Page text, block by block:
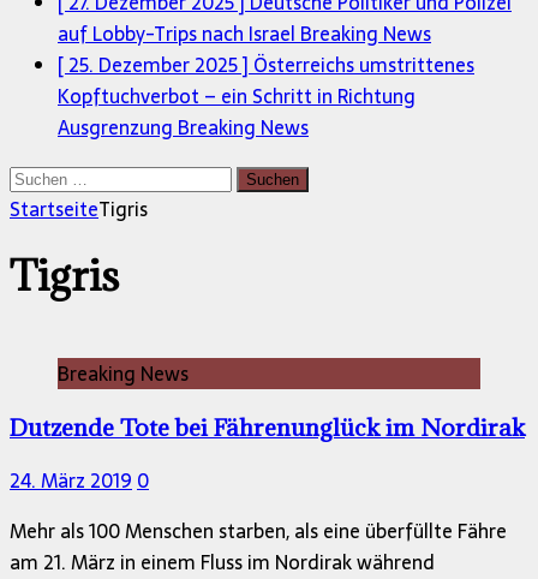
auf Lobby-Trips nach Israel Breaking News
[ 25. Dezember 2025 ] Österreichs umstrittenes
Kopftuchverbot – ein Schritt in Richtung
Ausgrenzung Breaking News
Suchen
nach:
StartseiteTigris
Tigris
Breaking News
Dutzende Tote bei Fährenunglück im Nordirak
24. März 2019 0
Mehr als 100 Menschen starben, als eine überfüllte Fähre
am 21. März in einem Fluss im Nordirak während